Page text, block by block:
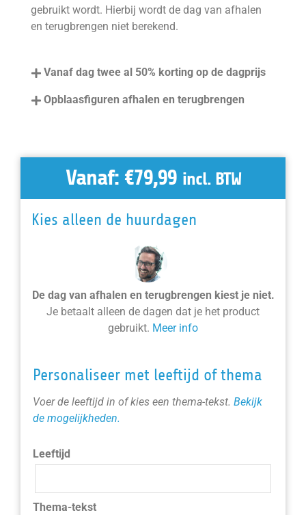
gebruikt wordt. Hierbij wordt de dag van afhalen
en terugbrengen niet berekend.
Vanaf dag twee al 50% korting op de dagprijs
Opblaasfiguren afhalen en terugbrengen
Vanaf: €79,99 incl. BTW
Kies alleen de huurdagen
De dag van afhalen en terugbrengen kiest je niet.
Je betaalt alleen de dagen dat je het product
gebruikt. Meer info
Personaliseer met leeftijd of thema
Voer de leeftijd in of kies een thema-tekst. Bekijk
de mogelijkheden.
Leeftijd
Thema-tekst